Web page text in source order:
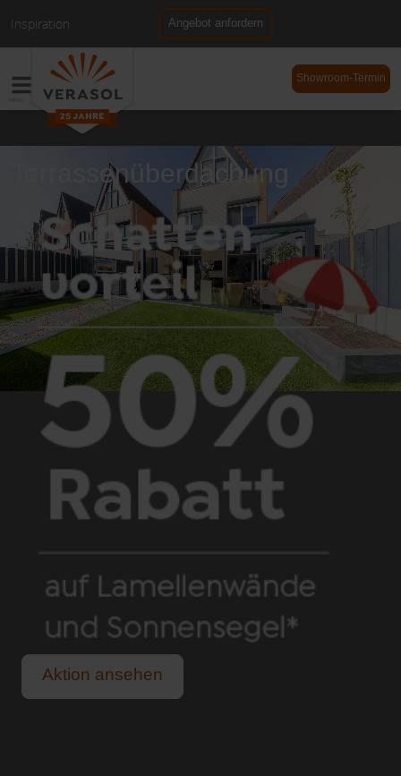
Inspiration Angebot anfordern
DE
Showroom-Termin
Terrassenüberdachung
Aktion ansehen